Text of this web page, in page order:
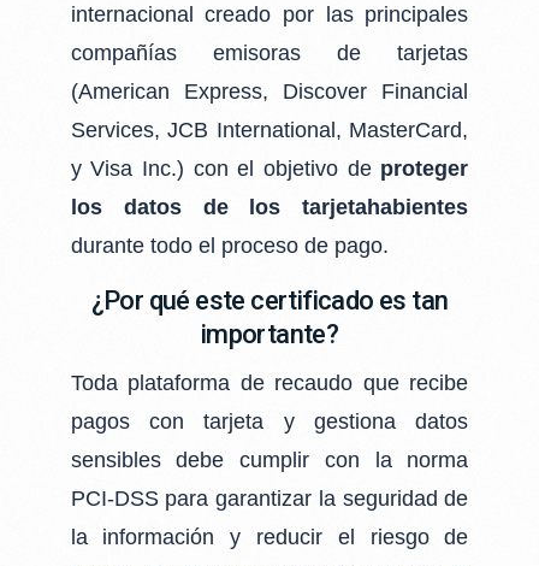
internacional creado por las principales
compañías emisoras de tarjetas
(American Express, Discover Financial
Services, JCB International, MasterCard,
y Visa Inc.) con el objetivo de proteger
los datos de los tarjetahabientes
durante todo el proceso de pago.
¿Por qué este certificado es tan
importante?
Toda plataforma de recaudo que recibe
pagos con tarjeta y gestiona datos
sensibles debe cumplir con la norma
PCI-DSS para garantizar la seguridad de
la información y reducir el riesgo de